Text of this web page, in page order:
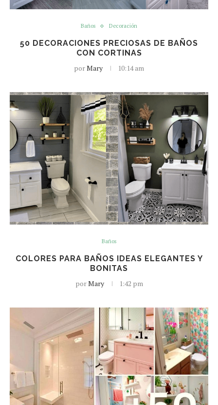
Baños Decoración
50 DECORACIONES PRECIOSAS DE BAÑOS
CON CORTINAS
porMary 10:14 am
Baños
COLORES PARA BAÑOS IDEAS ELEGANTES Y
BONITAS
porMary 1:42 pm